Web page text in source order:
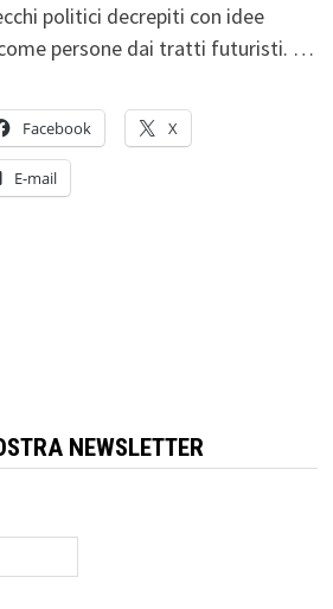
politici decrepiti con idee
persone dai tratti futuristi. …
Facebook X
E-mail
NEWSLETTER